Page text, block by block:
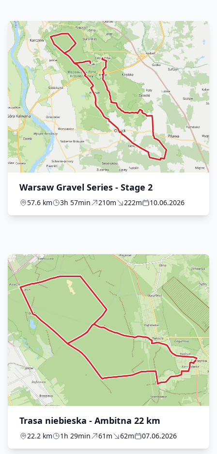
Warsaw Gravel Series - Stage 2
57.6 km 3h 57min 210m 222m 10.06.2026
Trasa niebieska - Ambitna 22 km
22.2 km 1h 29min 61m 62m 07.06.2026